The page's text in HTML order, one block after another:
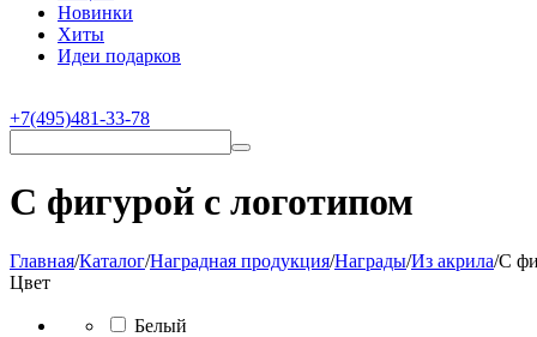
Новинки
Хиты
Идеи подарков
+7(495)481-33-78
С фигурой с логотипом
Главная/Каталог/Наградная продукция/Награды/Из акрила/С
Цвет
Белый